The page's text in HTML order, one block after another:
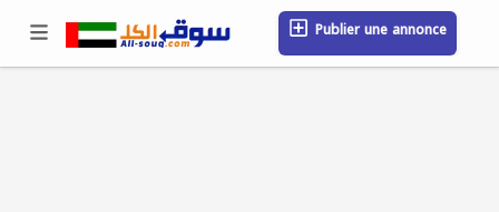
Publier une annonce
Se connecter / S'inscrire